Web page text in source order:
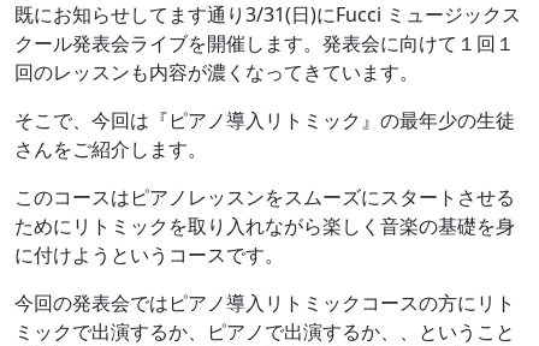
既にお知らせしてます通り3/31(日)にFucci ミュージックス
クール発表会ライブを開催します。発表会に向けて１回１
回のレッスンも内容が濃くなってきています。
そこで、今回は『ピアノ導入リトミック』の最年少の生徒
さんをご紹介します。
このコースはピアノレッスンをスムーズにスタートさせる
ためにリトミックを取り入れながら楽しく音楽の基礎を身
に付けようというコースです。
今回の発表会ではピアノ導入リトミックコースの方にリト
ミックで出演するか、ピアノで出演するか、、ということ